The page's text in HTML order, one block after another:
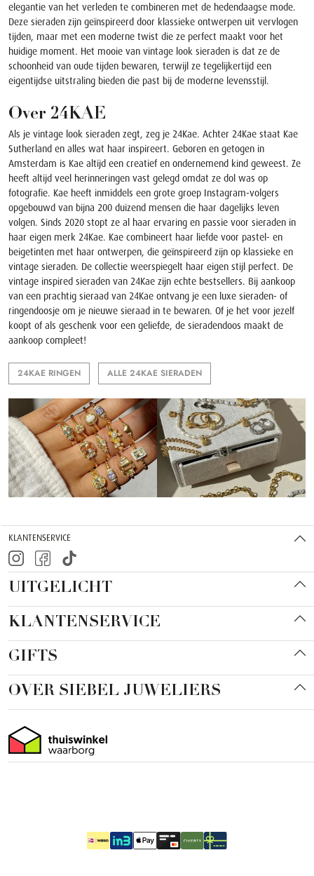
elegantie van het verleden te combineren met de hedendaagse mode.
Deze sieraden zijn geïnspireerd door klassieke ontwerpen uit vervlogen
tijden, maar met een moderne twist die ze perfect maakt voor het
huidige moment. Het mooie van vintage look sieraden is dat ze de
schoonheid van oude tijden bewaren, terwijl ze tegelijkertijd een
eigentijdse uitstraling bieden die past bij de moderne levensstijl.
Over 24KAE
Als je vintage look sieraden zegt, zeg je 24Kae. Achter 24Kae staat Kae
Sutherland en alles wat haar inspireert. Geboren en getogen in
Amsterdam is Kae altijd een creatief en ondernemend kind geweest. Ze
heeft altijd veel herinneringen vast gelegd omdat ze dol was op
fotografie. Kae heeft inmiddels een grote groep Instagram-volgers
opgebouwd van bijna 200 duizend mensen die haar dagelijks leven
volgen. Sinds 2020 stopt ze al haar ervaring en passie voor sieraden in
haar eigen merk 24Kae. Kae combineert haar liefde voor pastel- en
beigetinten met haar ontwerpen, die geïnspireerd zijn op klassieke en
vintage sieraden. De collectie weerspiegelt haar eigen stijl perfect. De
vintage inspired sieraden van 24Kae zijn echte bestsellers. Bij aankoop
van een prachtig sieraad van 24Kae ontvang je een luxe sieraden- of
ringendoosje om je nieuwe sieraad in te bewaren. Of je het voor jezelf
koopt of als geschenk voor een geliefde, de sieradendoos maakt de
aankoop compleet!
24KAE RINGEN ALLE 24KAE SIERADEN
KLANTENSERVICE
UITGELICHT
KLANTENSERVICE
GIFTS
OVER SIEBEL JUWELIERS